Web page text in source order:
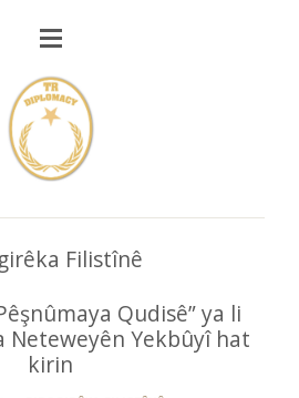
Filistînê
Qudisê” ya li
Neteweyên Yekbûyî hat
kirin